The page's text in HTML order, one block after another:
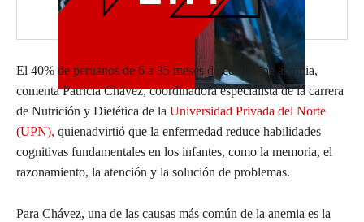
El 40% de peruanos de 6 a 35 meses de edad tiene anemia,
comenta Patricia Chávez, coordinadoraespecialistade la carrera
de Nutrición y Dietética de la Universidad Privada del Norte
(UPN), quienadvirtió que la enfermedad reduce habilidades
cognitivas fundamentales en los infantes, como la memoria, el
razonamiento, la atención y la solución de problemas.
Para Chávez, una de las causas más común de la anemia es la